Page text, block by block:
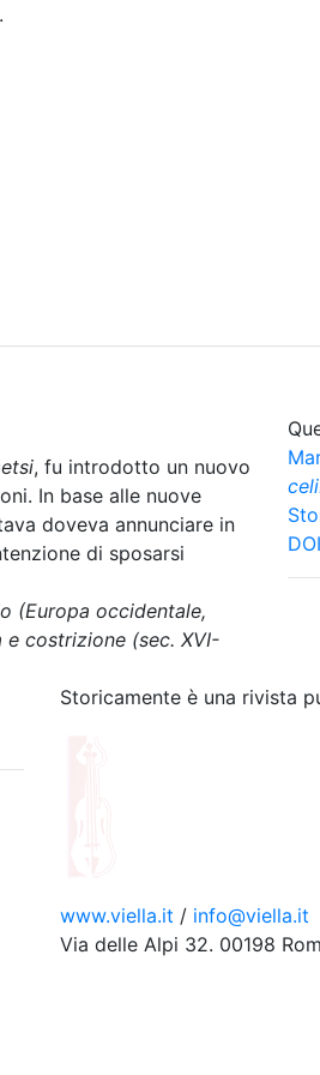
, fu introdotto un nuovo
In base alle nuove
doveva annunciare in
di sposarsi
(Europa occidentale,
costrizione (sec. XVI-
Storicamente è una rivista
www.viella.it / info@viella.it
Via delle Alpi 32. 00198